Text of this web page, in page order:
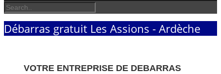
Débarras gratuit Les Assions - Ardèche
VOTRE ENTREPRISE DE DEBARRAS